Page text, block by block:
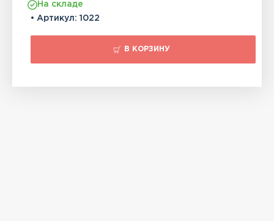
На складе
• Артикул: 1022
В КОРЗИНУ